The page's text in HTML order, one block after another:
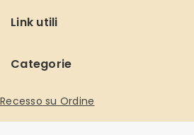
Link utili
Categorie
Recesso su Ordine